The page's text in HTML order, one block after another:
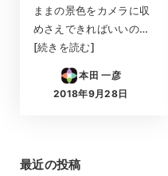
ままの景色をカメラに収
めさえできればいいの…
[続きを読む]
本田 一彦
投稿日
2018年9月28日
最近の投稿